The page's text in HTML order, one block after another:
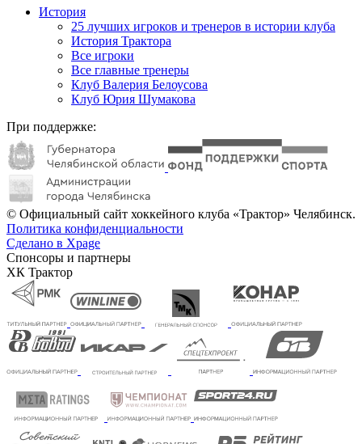
История
25 лучших игроков и тренеров в истории клуба
История Трактора
Все игроки
Все главные тренеры
Клуб Валерия Белоусова
Клуб Юрия Шумакова
При поддержке:
© Официальный сайт хоккейного клуба «Трактор» Челябинск.
Политика конфиденциальности
Сделано в Xpage
Спонсоры и партнеры
ХК Трактор